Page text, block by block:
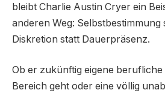
bleibt Charlie Austin Cryer ein
anderen Weg:
Diskretion statt Dauerpräsenz.
Ob er zukünftig eigene
Bereich geht oder eine völlig